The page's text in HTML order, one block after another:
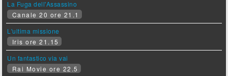
La Fuga dell'Assassino
Canale 20 ore 21.1
L'ultima missione
Iris ore 21.15
Un fantastico via vai
Rai Movie ore 22.5